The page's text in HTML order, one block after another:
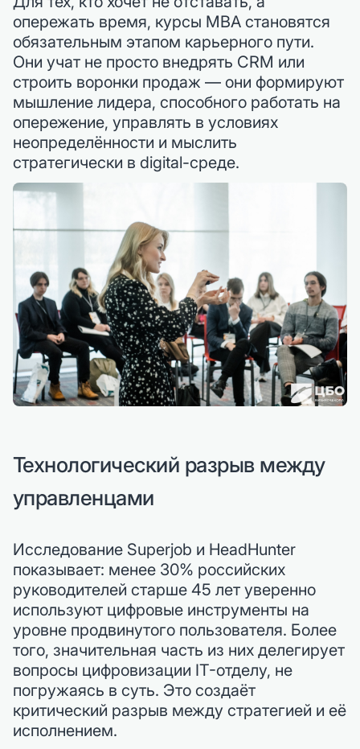
опережать время, курсы MBA становятся
обязательным этапом карьерного пути.
Они учат не просто внедрять CRM или
строить воронки продаж — они формируют
мышление лидера, способного работать на
опережение, управлять в условиях
неопределённости и мыслить
стратегически в digital-среде.
Технологический разрыв между
управленцами
Исследование Superjob и HeadHunter
показывает: менее 30% российских
руководителей старше 45 лет уверенно
используют цифровые инструменты на
уровне продвинутого пользователя. Более
того, значительная часть из них делегирует
вопросы цифровизации IT-отделу, не
погружаясь в суть. Это создаёт
критический разрыв между стратегией и её
исполнением.